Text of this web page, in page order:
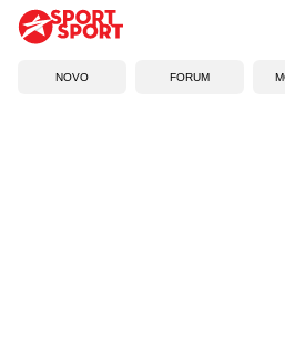
NOVO FORUM